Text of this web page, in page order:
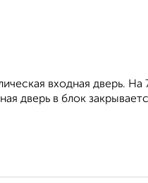
входная дверь. На
дверь в блок